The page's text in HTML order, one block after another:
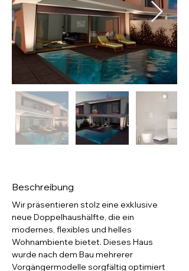
Beschreibung
Wir präsentieren stolz eine exklusive
neue Doppelhaushälfte, die ein
modernes, flexibles und helles
Wohnambiente bietet. Dieses Haus
wurde nach dem Bau mehrerer
Vorgängermodelle sorgfältig optimiert